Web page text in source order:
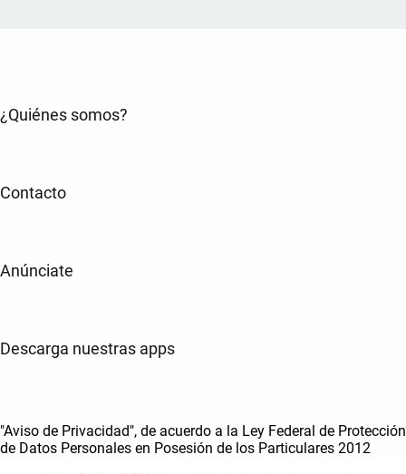
¿Quiénes somos?
Contacto
Anúnciate
Descarga nuestras apps
"Aviso de Privacidad", de acuerdo a la Ley Federal de Protección
de Datos Personales en Posesión de los Particulares 2012